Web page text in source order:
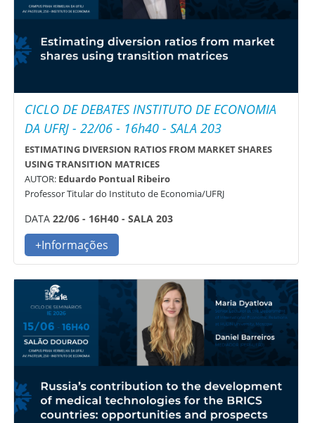
CICLO DE DEBATES INSTITUTO DE ECONOMIA
DA UFRJ - 22/06 - 16h40 - SALA 203
ESTIMATING DIVERSION RATIOS FROM MARKET SHARES
USING TRANSITION MATRICES
AUTOR:Eduardo Pontual Ribeiro
Professor Titular do Instituto de Economia/UFRJ
DATA22/06 - 16H40 - SALA 203
+Informações